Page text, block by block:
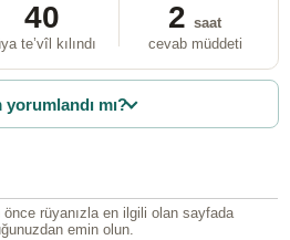
40
te’vîl kılındı
2 saat
cevab müddeti
yorumlandı mı?
önce rüyanızla en ilgili olan sayfada
emin olun.